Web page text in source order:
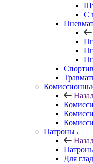
С
Назад
Патроны
Назад
Для